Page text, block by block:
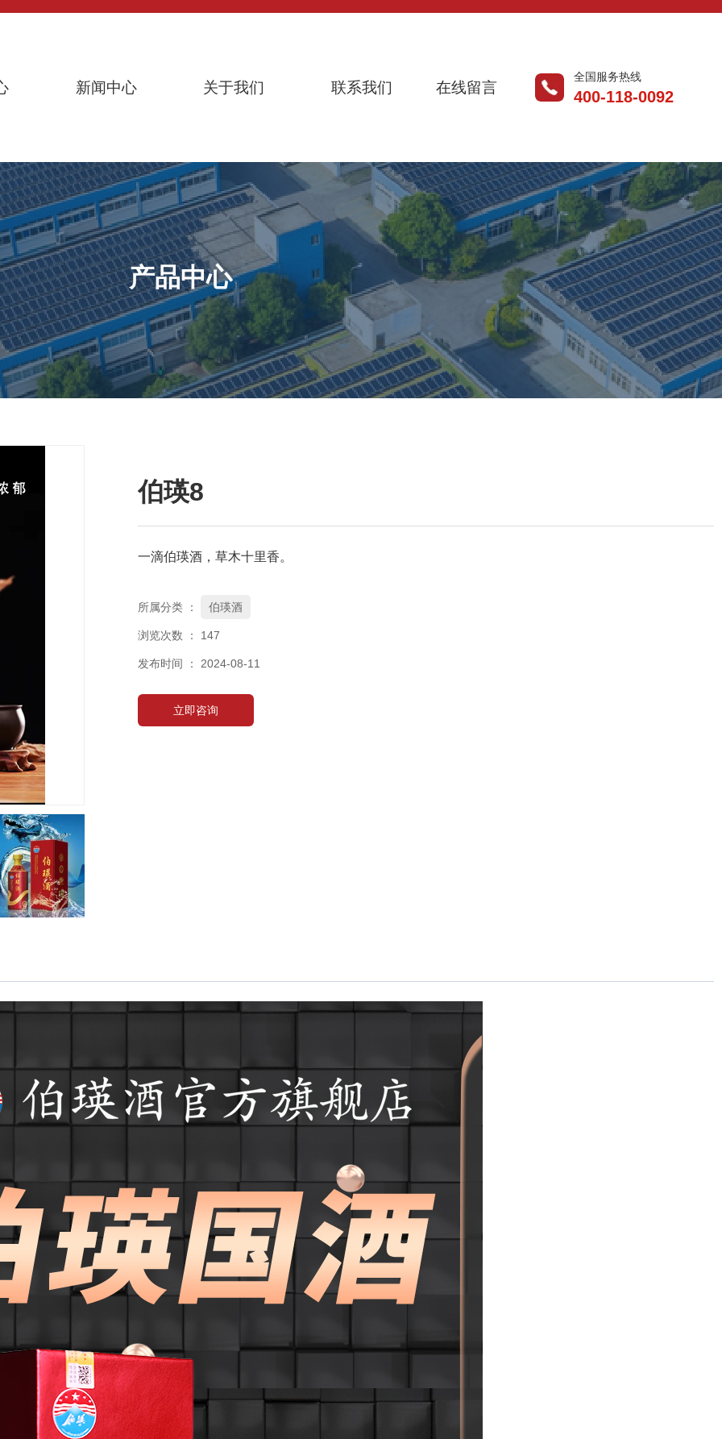
新闻中心 关于我们 联系我们 在线留言
全国服务热线
400-118-0092
产品中心
伯瑛8
一滴伯瑛酒，草木十里香。
所属分类 ： 伯瑛酒
浏览次数 ： 147
发布时间 ： 2024-08-11
立即咨询